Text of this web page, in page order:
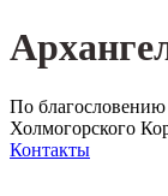
По благословению
Холмогорского
Контакты